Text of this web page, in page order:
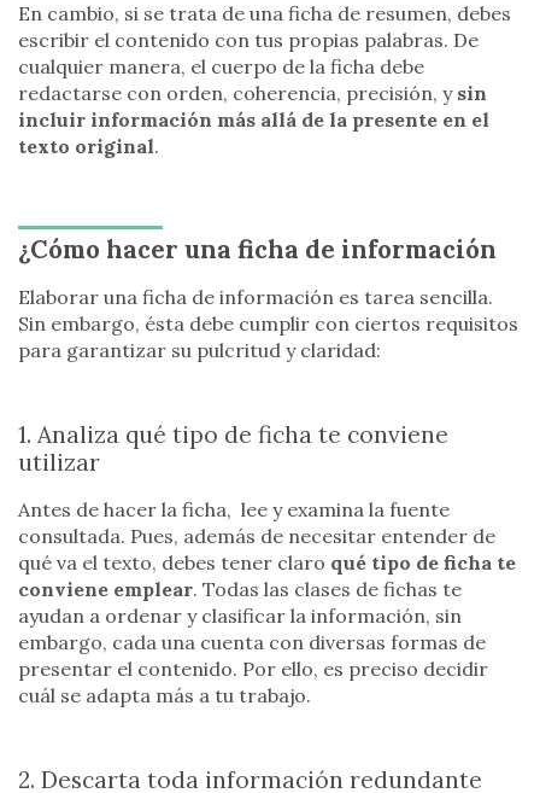
En cambio, si se trata de una ficha de resumen, debes
escribir el contenido con tus propias palabras. De
cualquier manera, el cuerpo de la ficha debe
redactarse con orden, coherencia, precisión, y sin
incluir información más allá de la presente en el
texto original.
¿Cómo hacer una ficha de información
Elaborar una ficha de información es tarea sencilla.
Sin embargo, ésta debe cumplir con ciertos requisitos
para garantizar su pulcritud y claridad:
1. Analiza qué tipo de ficha te conviene
utilizar
Antes de hacer la ficha, lee y examina la fuente
consultada. Pues, además de necesitar entender de
qué va el texto, debes tener claro qué tipo de ficha te
conviene emplear. Todas las clases de fichas te
ayudan a ordenar y clasificar la información, sin
embargo, cada una cuenta con diversas formas de
presentar el contenido. Por ello, es preciso decidir
cuál se adapta más a tu trabajo.
2. Descarta toda información redundante